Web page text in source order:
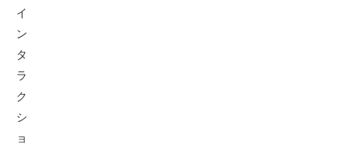
イ
ン
タ
ラ
ク
シ
ョ